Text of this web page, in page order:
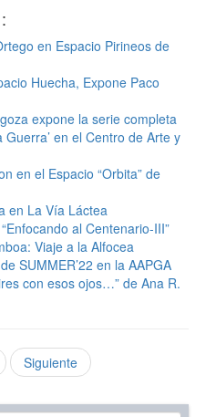
en Espacio Pirineos de
Huecha, Expone Paco
expone la serie completa
Guerra’ en el Centro de Arte y
en el Espacio “Orbita” de
en La Vía Láctea
al Centenario-III”
Viaje a la Alfocea
SUMMER’22 en la AAPGA
con esos ojos…” de Ana R.
Siguiente